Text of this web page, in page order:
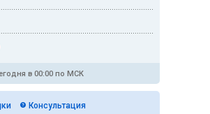
в 00:00 по МСК
Консультация